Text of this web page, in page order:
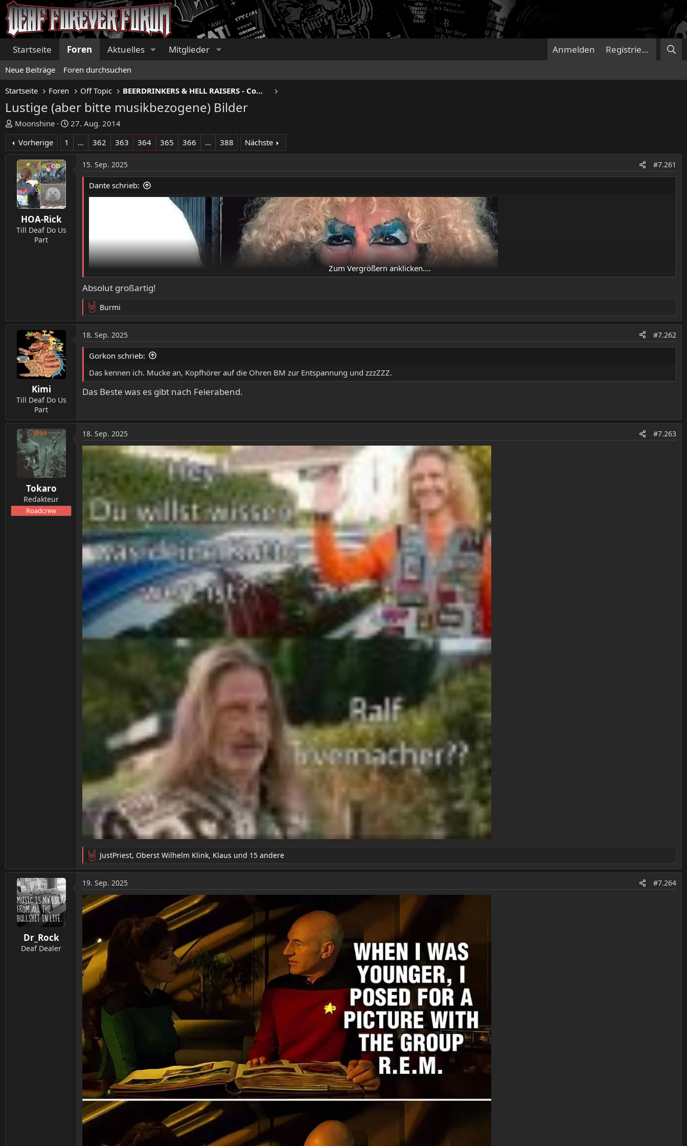
Startseite Foren Aktuelles Mitglieder Anmelden Registrieren
Neue Beiträge Foren durchsuchen
Startseite Foren Off Topic BEERDRINKERS & HELL RAISERS - Community
Lustige (aber bitte musikbezogene) Bilder
E
r
t
e
e
r
Moonshine
E
r
t
27. Aug. 2014
Vorherige
1 … 362 363 364 365 366 … 388 Nächste
HOA-Rick
Till Deaf Do Us
Part
15. Sep. 2025 #7.261
Dante schrieb:
Zum Vergrößern anklicken....
Absolut großartig!
R
e
a
k
t
o
n
e
Burmi
Kimi
Till Deaf Do Us
Part
18. Sep. 2025 #7.262
Gorkon schrieb:
Das kennen ich. Mucke an, Kopfhörer auf die Ohren BM zur Entspannung und zzzZZZ.
Das Beste was es gibt nach Feierabend.
Tokaro
Redakteur
Roadcrew
18. Sep. 2025 #7.263
R
e
a
k
t
i
n
:
JustPriest, Oberst Wilhelm Klink, Klaus und 15 andere
Dr_Rock
Deaf Dealer
19. Sep. 2025 #7.264